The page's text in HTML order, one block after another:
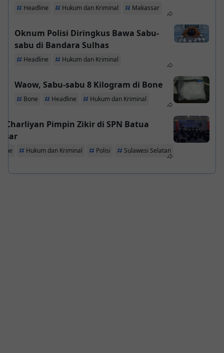
Headline Hukum dan Kriminal Makassar
Oknum Polisi Diringkus Bawa Sabu-
sabu di Bandara Sulhas
Headline Hukum dan Kriminal
Waow, Sabu-sabu 8 Kilogram di Bone
Bone Headline Hukum dan Kriminal
Charliyan Pimpin Zikir di SPN Batua
Hukum dan Kriminal Polisi Sulawesi Selatan